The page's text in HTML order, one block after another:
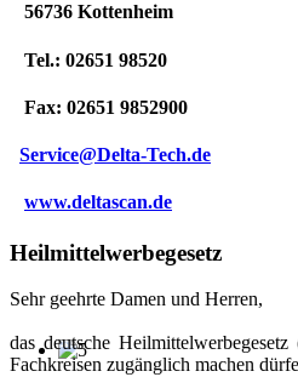
56736 Kottenheim
Tel.: 02651 98520
Fax: 02651 9852900
Service@Delta-Tech.de
www.deltascan.de
Heilmittelwerbegesetz
Sehr geehrte Damen und Herren,
das deutsche
Fachkreisen zugänglich machen